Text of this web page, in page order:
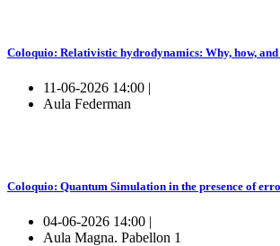
Coloquio: Relativistic hydrodynamics: Why, how, and
11-06-2026 14:00 |
Aula Federman
Coloquio: Quantum Simulation in the presence of
04-06-2026 14:00 |
Aula Magna. Pabellon 1